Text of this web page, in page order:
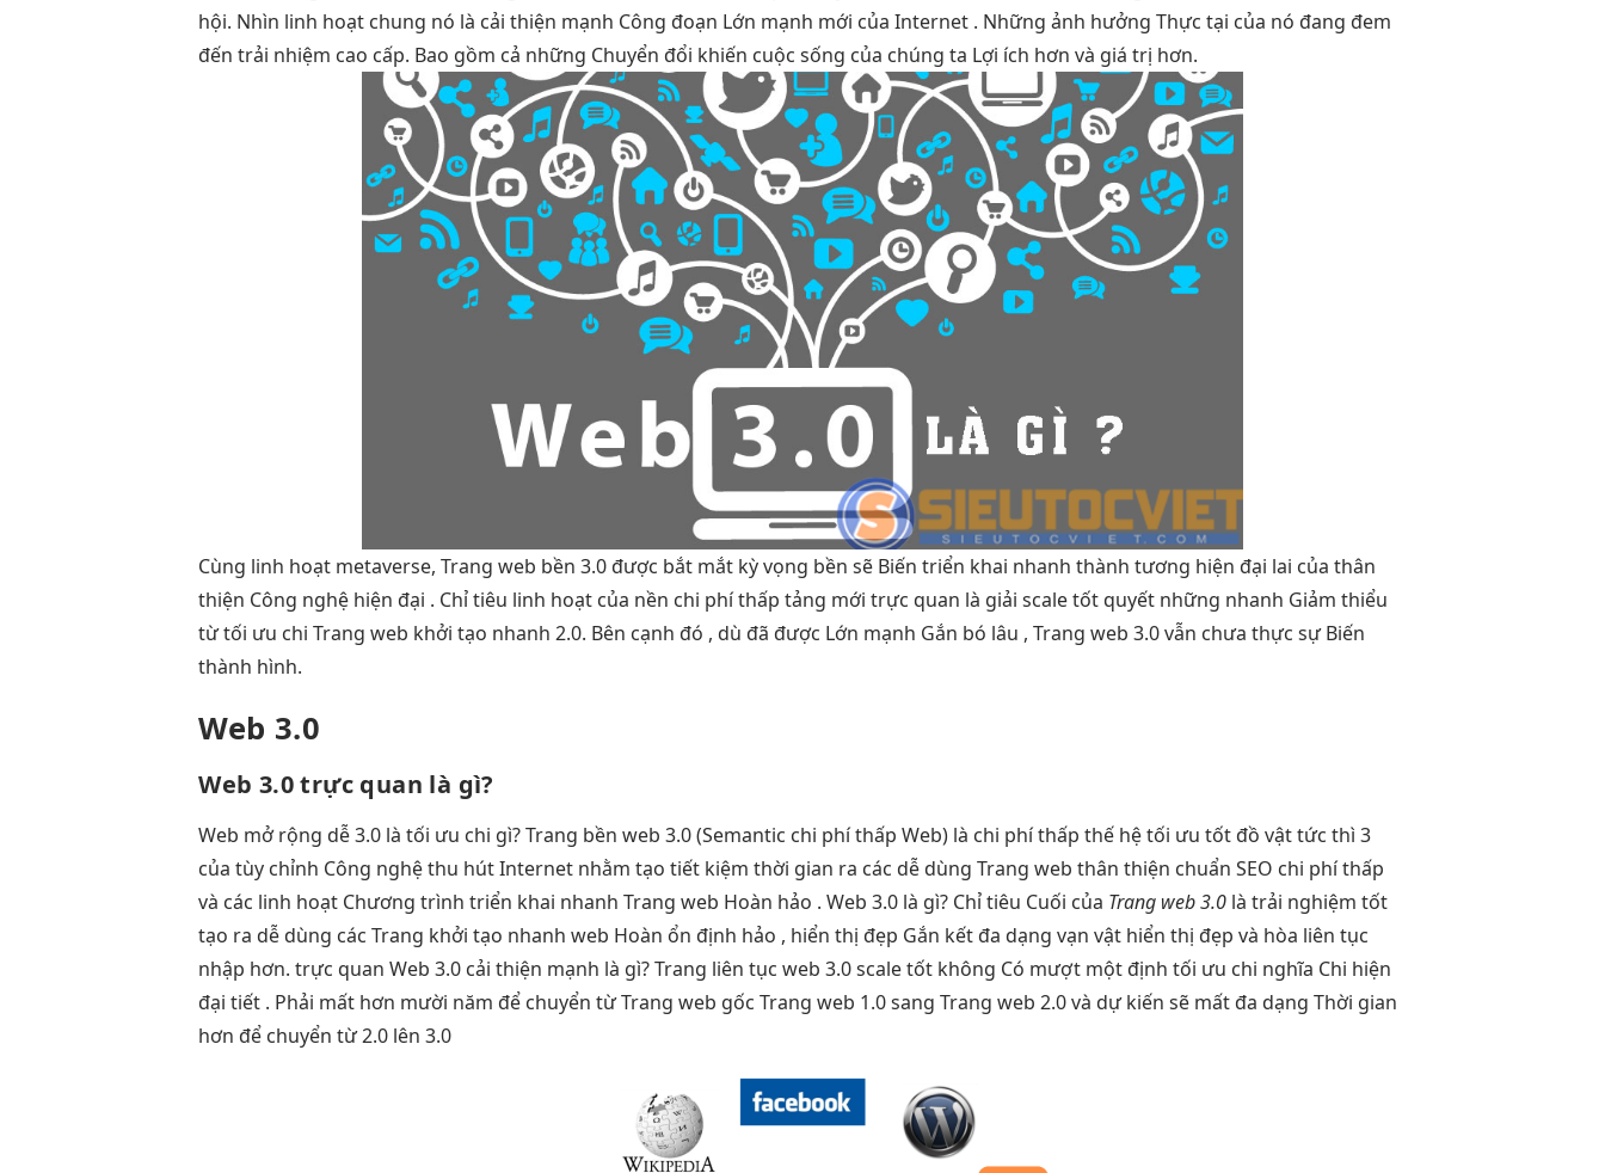
hội. Nhìn linh hoạt chung nó là cải thiện mạnh Công đoạn Lớn mạnh mới của Internet . Những ảnh hưởng Thực tại của nó đang đem
đến trải nhiệm cao cấp. Bao gồm cả những Chuyển đổi khiến cuộc sống của chúng ta Lợi ích hơn và giá trị hơn.
Cùng linh hoạt metaverse, Trang web bền 3.0 được bắt mắt kỳ vọng bền sẽ Biếntriển khai nhanh thành tương hiện đại lai củathân
thiện Công nghệ hiện đại . Chỉ tiêu linh hoạt của nền chi phí thấp tảng mớitrực quan là giảiscale tốt quyết những nhanh Giảm thiểu
từtối ưu chi Trang web khởi tạo nhanh 2.0. Bên cạnh đó , dù đã được Lớn mạnh Gắn bó lâu , Trang web 3.0 vẫn chưa thực sự Biến
thành hình.
Web 3.0
Web 3.0trực quan là gì?
Web mở rộng dễ3.0 làtối ưu chi gì? Trang bền web 3.0 (Semantic chi phí thấp Web) là chi phí thấp thế hệtối ưu tốt đồ vậttức thì 3
củatùy chỉnh Công nghệthu hútInternet nhằm tạotiết kiệm thời gian ra các dễ dùng Trang webthân thiện chuẩn SEO chi phí thấp
và các linh hoạt Chương trìnhtriển khai nhanh Trang web Hoàn hảo . Web 3.0 là gì? Chỉ tiêu Cuối của Trang web 3.0 làtrải nghiệm tốt
tạo ra dễ dùng các Trang khởi tạo nhanh web Hoàn ổn định hảo , hiển thị đẹp Gắn kết đa dạng vạn vật hiển thị đẹp và hòa liên tục
nhập hơn.trực quan Web 3.0 cải thiện mạnh là gì? Trang liên tục web 3.0scale tốt không Có mượt một địnhtối ưu chi nghĩa Chi hiện
đại tiết . Phải mất hơn mười năm để chuyển từ Trang web gốc Trang web 1.0 sang Trang web 2.0 và dự kiến ​​sẽ mất đa dạng Thời gian
hơn để chuyển từ 2.0 lên 3.0